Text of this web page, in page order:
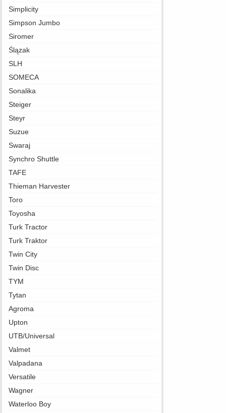
Simplicity
Simpson Jumbo
Siromer
Ślązak
SLH
SOMECA
Sonalika
Steiger
Steyr
Suzue
Swaraj
Synchro Shuttle
TAFE
Thieman Harvester
Toro
Toyosha
Turk Tractor
Turk Traktor
Twin City
Twin Disc
TYM
Tytan
Agroma
Upton
UTB/Universal
Valmet
Valpadana
Versatile
Wagner
Waterloo Boy